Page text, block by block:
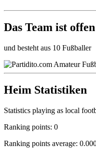
Das Team ist offen
und besteht aus 10 Fußballer
Heim Statistiken
Statistics playing as local
Ranking points: 0
Ranking points average: